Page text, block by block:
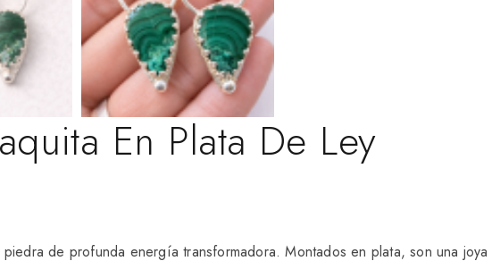
En Plata De Ley
piedra de profunda energía transformadora. Montados en plata, son una